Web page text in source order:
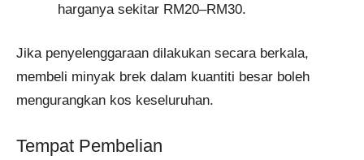
harganya sekitar RM20–RM30.
Jika penyelenggaraan dilakukan secara berkala,
membeli minyak brek dalam kuantiti besar boleh
mengurangkan kos keseluruhan.
Tempat Pembelian